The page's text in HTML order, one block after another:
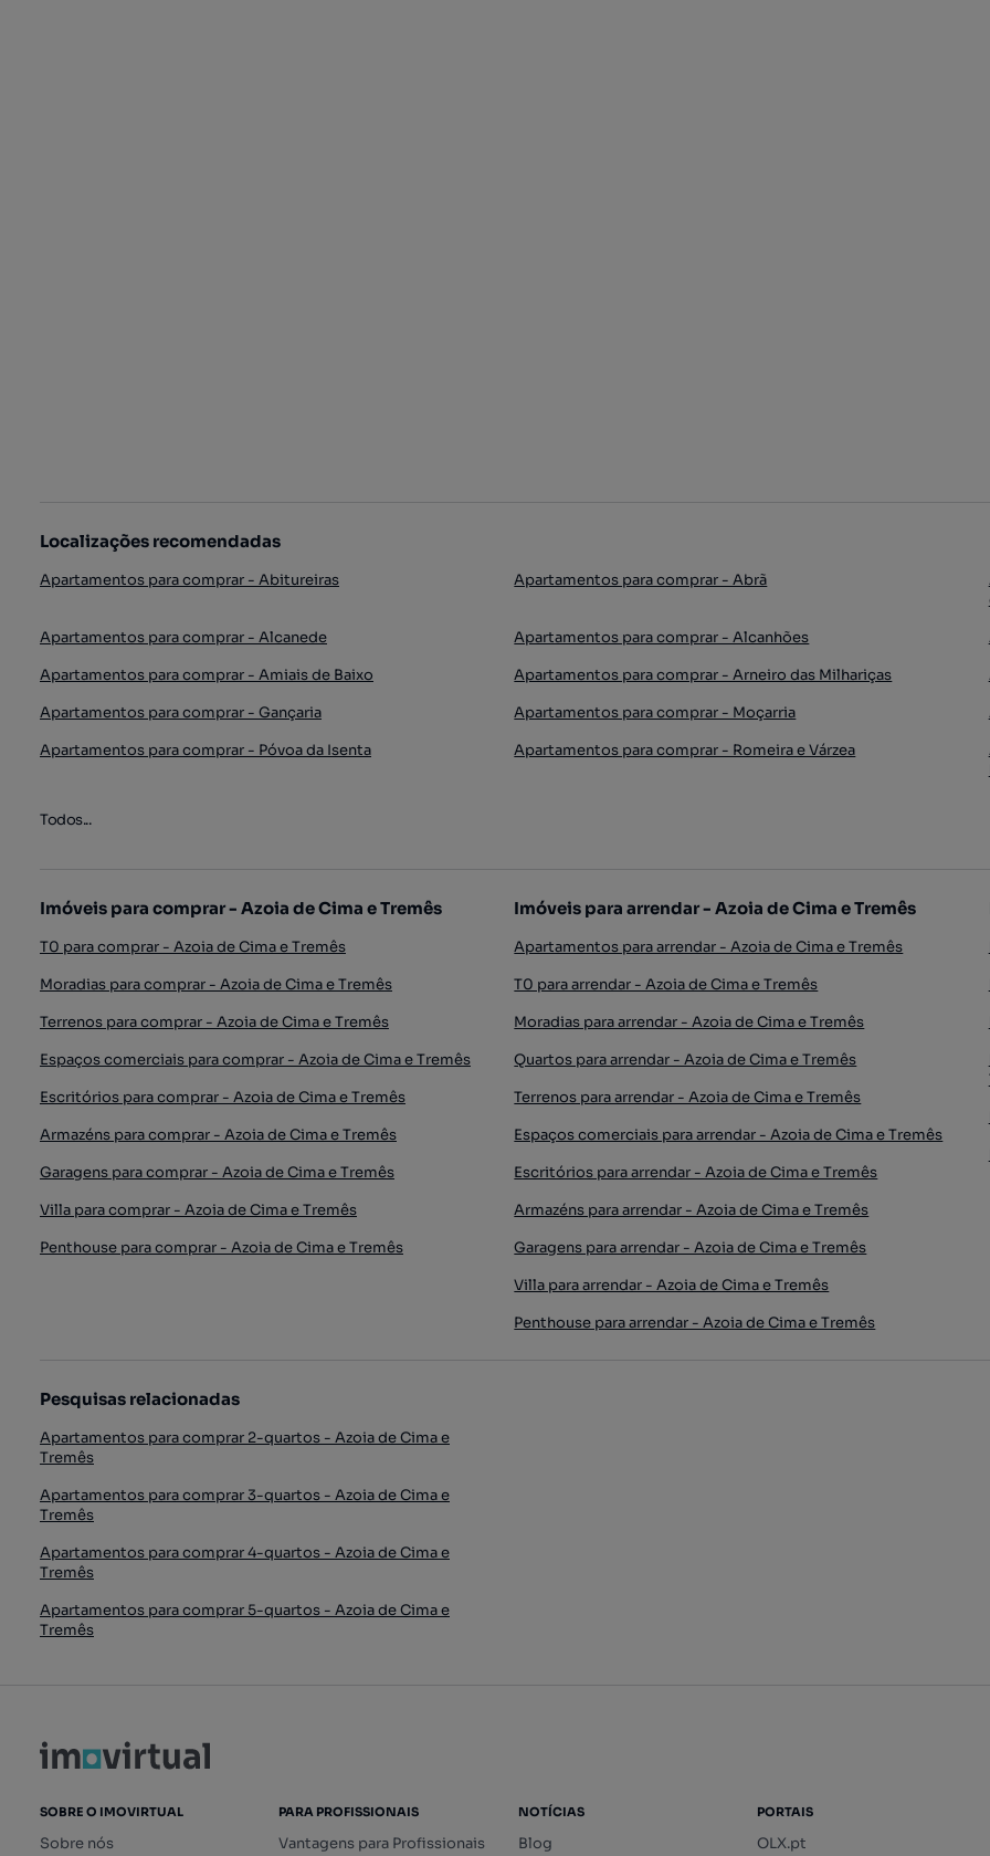
Localizações recomendadas
Apartamentos para comprar - Abitureiras Apartamentos para comprar - Abrã
Apartamentos para comprar - Alcanede
Apartamentos para comprar - Alcanhões
Apartamentos para comprar - Amiais de Baixo
Apartamentos para comprar - Arneiro das Milhariças
Apartamentos para comprar - Gançaria
Apartamentos para comprar - Moçarria
Apartamentos para comprar - Póvoa da Isenta
Apartamentos para comprar - Romeira e Várzea
Todos...
Imóveis para comprar - Azoia de Cima e Tremês
T0 para comprar - Azoia de Cima e Tremês
Moradias para comprar - Azoia de Cima e Tremês
Terrenos para comprar - Azoia de Cima e Tremês
Espaços comerciais para comprar - Azoia de Cima e Tremês
Escritórios para comprar - Azoia de Cima e Tremês
Armazéns para comprar - Azoia de Cima e Tremês
Garagens para comprar - Azoia de Cima e Tremês
Villa para comprar - Azoia de Cima e Tremês
Penthouse para comprar - Azoia de Cima e Tremês
Imóveis para arrendar - Azoia de Cima e Tremês
Apartamentos para arrendar - Azoia de Cima e Tremês
T0 para arrendar - Azoia de Cima e Tremês
Moradias para arrendar - Azoia de Cima e Tremês
Quartos para arrendar - Azoia de Cima e Tremês
Terrenos para arrendar - Azoia de Cima e Tremês
Espaços comerciais para arrendar - Azoia de Cima e Tremês
Escritórios para arrendar - Azoia de Cima e Tremês
Armazéns para arrendar - Azoia de Cima e Tremês
Garagens para arrendar - Azoia de Cima e Tremês
Villa para arrendar - Azoia de Cima e Tremês
Penthouse para arrendar - Azoia de Cima e Tremês
Pesquisas relacionadas
Apartamentos para comprar 2-quartos - Azoia de Cima e
Tremês
Apartamentos para comprar 3-quartos - Azoia de Cima e
Tremês
Apartamentos para comprar 4-quartos - Azoia de Cima e
Tremês
Apartamentos para comprar 5-quartos - Azoia de Cima e
Tremês
SOBRE O IMOVIRTUAL
Sobre nós
PARA PROFISSIONAIS
Vantagens para Profissionais
NOTÍCIAS
Blog
PORTAIS
OLX.pt